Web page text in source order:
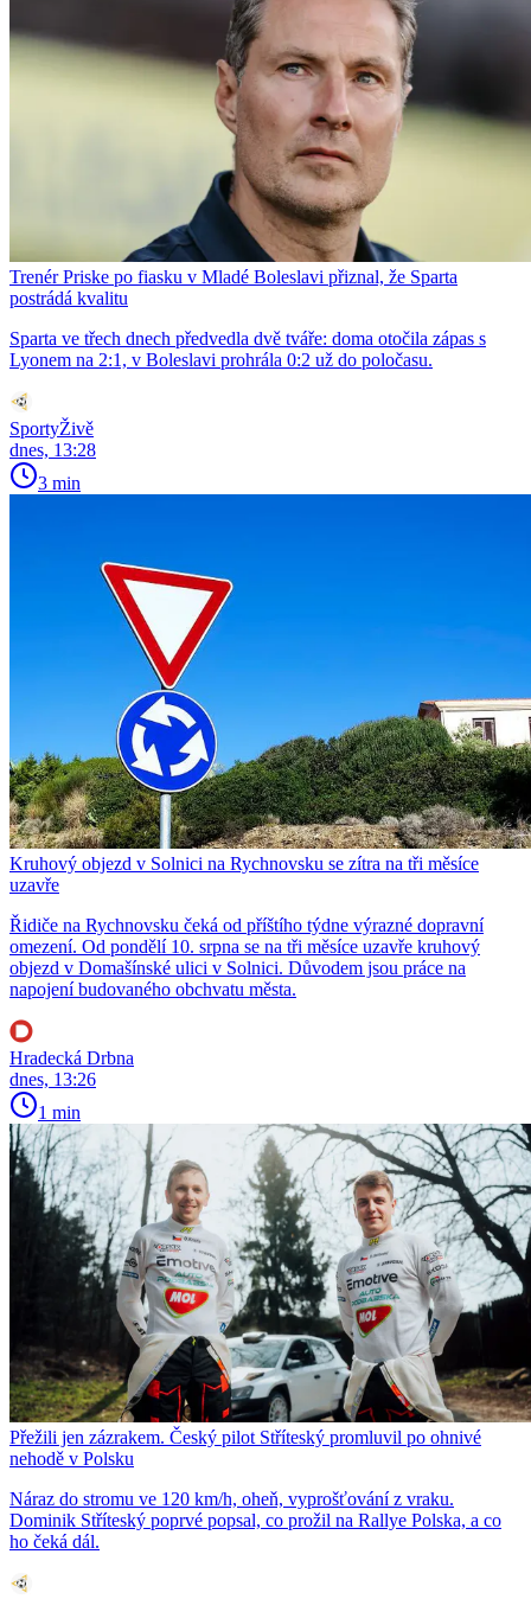
Trenér Priske po fiasku v Mladé Boleslavi přiznal, že Sparta
postrádá kvalitu
Sparta ve třech dnech předvedla dvě tváře: doma otočila zápas s
Lyonem na 2:1, v Boleslavi prohrála 0:2 už do poločasu.
SportyŽivě
dnes, 13:28
3 min
Kruhový objezd v Solnici na Rychnovsku se zítra na tři měsíce
uzavře
Řidiče na Rychnovsku čeká od příštího týdne výrazné dopravní
omezení. Od pondělí 10. srpna se na tři měsíce uzavře kruhový
objezd v Domašínské ulici v Solnici. Důvodem jsou práce na
napojení budovaného obchvatu města.
Hradecká Drbna
dnes, 13:26
1 min
Přežili jen zázrakem. Český pilot Stříteský promluvil po ohnivé
nehodě v Polsku
Náraz do stromu ve 120 km/h, oheň, vyprošťování z vraku.
Dominik Stříteský poprvé popsal, co prožil na Rallye Polska, a co
ho čeká dál.